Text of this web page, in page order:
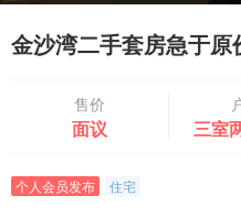
金沙湾二手套房急于原
售价
面议 三室
个人会员发布 住宅